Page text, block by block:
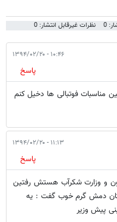
0 نظرات غیرقابل انتشار: 0
۱۰:۴۶ - ۱۳۹۴/۰۲/۲۰
پاسخ
مناسبات فوتبالی ها دخیل کنم
۱۱:۱۳ - ۱۳۹۴/۰۲/۲۰
پاسخ
و وزارت شکرآب هستش رفتین
دمش گرم خوب گفت : یه
پیش وزیر